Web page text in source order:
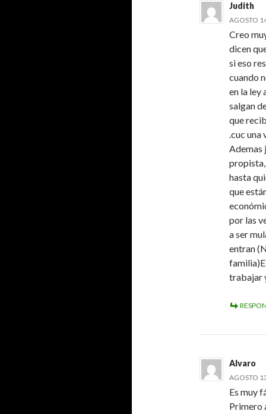
Judith
AGOSTO
Creo
dicen
si eso
cuando
en la ley
salgan
que
.cuc una
Ademas
propista,
hasta
que
por las
a ser
entran
trabajar
Alvaro
AGOSTO
Es muy
Primero